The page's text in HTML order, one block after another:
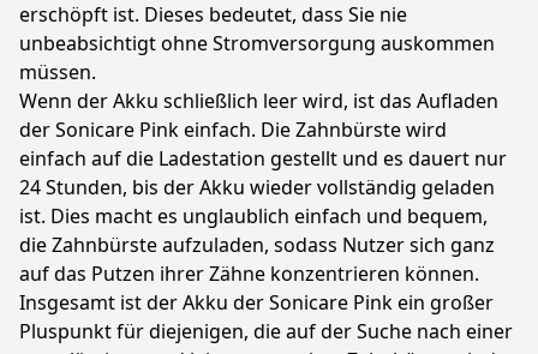
erschöpft ist. Dieses bedeutet, dass Sie nie
unbeabsichtigt ohne Stromversorgung auskommen
müssen.
Wenn der Akku schließlich leer wird, ist das Aufladen
der Sonicare Pink einfach. Die Zahnbürste wird
einfach auf die Ladestation gestellt und es dauert nur
24 Stunden, bis der Akku wieder vollständig geladen
ist. Dies macht es unglaublich einfach und bequem,
die Zahnbürste aufzuladen, sodass Nutzer sich ganz
auf das Putzen ihrer Zähne konzentrieren können.
Insgesamt ist der Akku der Sonicare Pink ein großer
Pluspunkt für diejenigen, die auf der Suche nach einer